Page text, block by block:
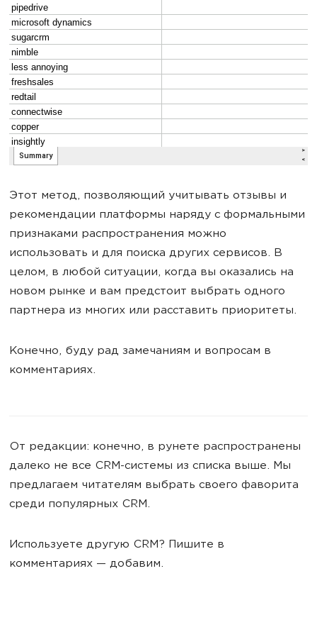
Этот метод, позволяющий учитывать отзывы и
рекомендации платформы наряду с формальными
признаками распространения можно
использовать и для поиска других сервисов. В
целом, в любой ситуации, когда вы оказались на
новом рынке и вам предстоит выбрать одного
партнера из многих или расставить приоритеты.
Конечно, буду рад замечаниям и вопросам в
комментариях.
От редакции: конечно, в рунете распространены
далеко не все CRM-системы из списка выше. Мы
предлагаем читателям выбрать своего фаворита
среди популярных CRM.
Используете другую CRM? Пишите в
комментариях — добавим.